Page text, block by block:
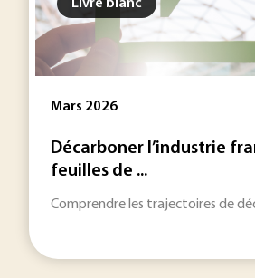
Livre blanc
Mars 2026
Décarboner l’industrie
feuilles de ...
Comprendre les trajectoires de